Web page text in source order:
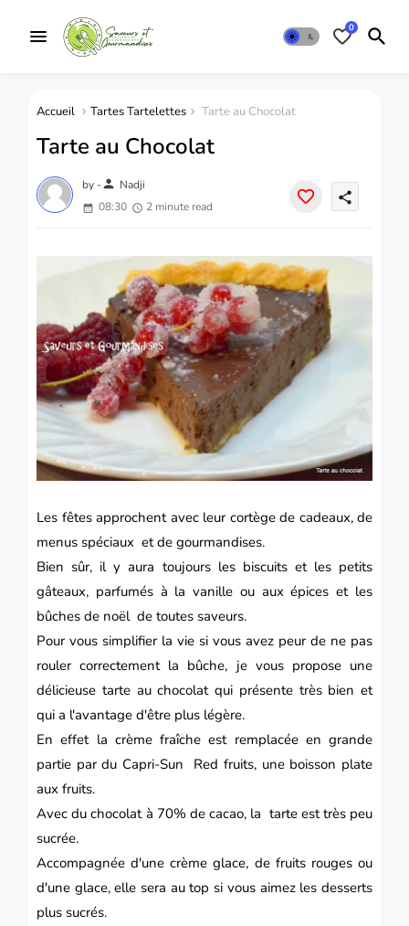
0
Accueil Tartes Tartelettes Tarte au Chocolat
Tarte au Chocolat
by -person Nadji
08:30
2 minute read
share
Les fêtesapprochent avec leur cortège de cadeaux, de
menus spéciaux et de gourmandises.
Bien sûr, il y aura toujours les biscuits et les petits
gâteaux, parfumés à la vanille ou aux épices et les
bûches de noël de toutes saveurs.
Pour vous simplifier la vie si vous avez peur de ne pas
rouler correctement la bûche, je vous propose une
délicieuse tarteauchocolatqui présente très bien et
qui a l'avantage d'être plus légère.
En effet la crème fraîche est remplacée en grande
partie par du Capri-Sun Red fruits, une boisson plate
aux fruits.
Avec du chocolat à 70% de cacao, la tarte est très peu
sucrée.
Accompagnée d'une crème glace, de fruits rouges ou
d'une glace, elle sera au top si vous aimez les desserts
plus sucrés.